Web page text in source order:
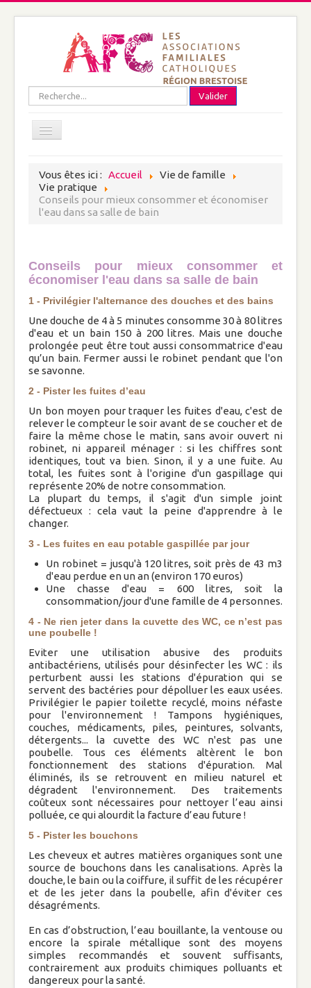
Rechercher Valider
Plan du site
Mentions légales
Nous connaître
Adhérer à l'AFC de la Région Brestoise
Documents et coordonnées
Nos bulletins
Propositions aux familles
Services
Bourse aux vêtements
Baby-sitting
Chantiers éducation
Service aux consommateurs
Activités
Rallye des familles
Marches
Conférences et Expositions
Vie de famille
Vie spirituelle
Rentrée spirituelle
La famille : Eglise domestique et cellule
vitale pour transformer le monde
A la St Michel.. « Tout le monde déménage
»
La famille chemin de miséricorde et de
sainteté
Vie pratique
Conseils pour mieux consommer et
économiser l'eau dans sa salle de bain
Protester contre une publicité choquante
Vous êtes ici : Accueil
Vie de famille
Vie pratique
Conseils pour mieux consommer et économiser
l'eau dans sa salle de bain
Conseils pour mieux consommer et
économiser l'eau dans sa salle de bain
1 - Privilégier l'alternance des douches et des bains
Une douche de 4 à 5 minutes consomme 30 à 80 litres
d'eau et un bain 150 à 200 litres. Mais une douche
prolongée peut être tout aussi consommatrice d'eau
qu’un bain. Fermer aussi le robinet pendant que l'on
se savonne.
2 - Pister les fuites d’eau
Un bon moyen pour traquer les fuites d'eau, c'est de
relever le compteur le soir avant de se coucher et de
faire la même chose le matin, sans avoir ouvert ni
robinet, ni appareil ménager : si les chiffres sont
identiques, tout va bien. Sinon, il y a une fuite. Au
total, les fuites sont à l'origine d'un gaspillage qui
représente 20% de notre consommation.
La plupart du temps, il s'agit d'un simple joint
défectueux : cela vaut la peine d'apprendre à le
changer.
3 - Les fuites en eau potable gaspillée par jour
Un robinet = jusqu'à 120 litres, soit près de 43 m3
d'eau perdue en un an (environ 170 euros)
Une chasse d'eau = 600 litres, soit la
consommation/jour d'une famille de 4 personnes.
4 - Ne rien jeter dans la cuvette des WC, ce n’est pas
une poubelle !
Eviter une utilisation abusive des produits
antibactériens, utilisés pour désinfecter les WC : ils
perturbent aussi les stations d'épuration qui se
servent des bactéries pour dépolluer les eaux usées.
Privilégier le papier toilette recyclé, moins néfaste
pour l'environnement ! Tampons hygiéniques,
couches, médicaments, piles, peintures, solvants,
détergents... la cuvette des WC n'est pas une
poubelle. Tous ces éléments altèrent le bon
fonctionnement des stations d'épuration. Mal
éliminés, ils se retrouvent en milieu naturel et
dégradent l'environnement. Des traitements
coûteux sont nécessaires pour nettoyer l’eau ainsi
polluée, ce qui alourdit la facture d’eau future !
5 - Pister les bouchons
Les cheveux et autres matières organiques sont une
source de bouchons dans les canalisations. Après la
douche, le bain ou la coiffure, il suffit de les récupérer
et de les jeter dans la poubelle, afin d'éviter ces
désagréments.
En cas d’obstruction, l’eau bouillante, la ventouse ou
encore la spirale métallique sont des moyens
simples recommandés et souvent suffisants,
contrairement aux produits chimiques polluants et
dangereux pour la santé.